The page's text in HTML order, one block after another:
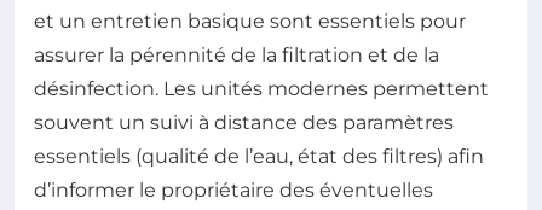
et un entretien basique sont essentiels pour
assurer la pérennité de la filtration et de la
désinfection. Les unités modernes permettent
souvent un suivi à distance des paramètres
essentiels (qualité de l’eau, état des filtres) afin
d’informer le propriétaire des éventuelles